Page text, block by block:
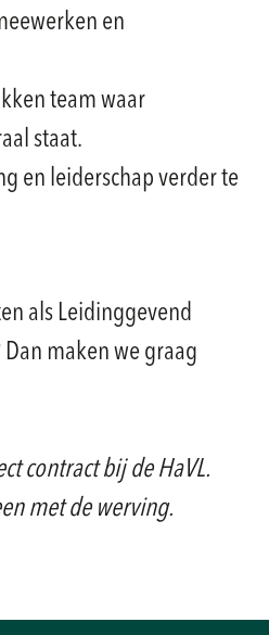
en
team waar
staat.
en leiderschap verder te
als Leidinggevend
maken we graag
contract bij de HaVL.
met de werving.